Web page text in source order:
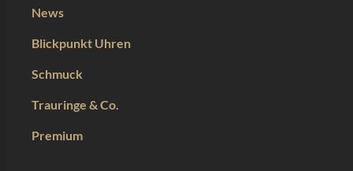
News
Blickpunkt Uhren
Schmuck
Trauringe & Co.
Premium